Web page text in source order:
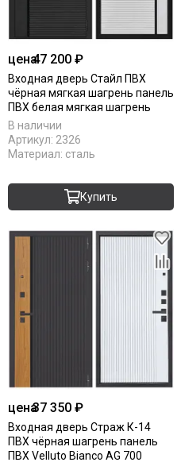
цена47 200 ₽
Входная дверь Стайл ПВХ
чёрная мягкая шагрень панель
ПВХ белая мягкая шагрень
В наличии
Артикул: 2326
Материал: сталь
Купить
цена37 350 ₽
Входная дверь Страж К-14
ПВХ чёрная шагрень панель
ПВХ Velluto Bianco AG 700